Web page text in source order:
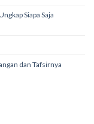
Siapa Saja
dan Tafsirnya